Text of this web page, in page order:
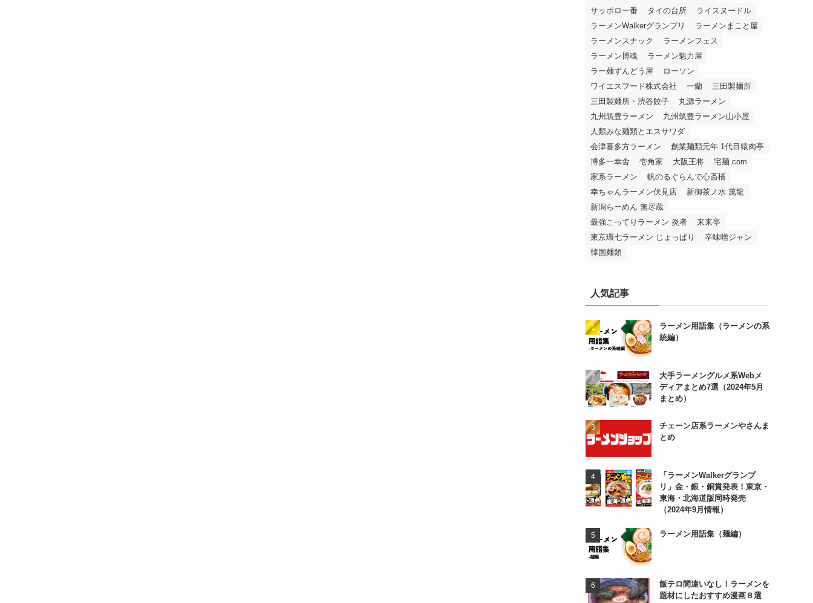
サッポロ一番
タイの台所
ライスヌードル
ラーメンWalkerグランプリ
ラーメンまこと屋
ラーメンスナック
ラーメンフェス
ラーメン博魂
ラーメン魁力屋
ラー麺ずんどう屋
ローソン
ワイエスフード株式会社
一蘭
三田製麺所
三田製麺所・渋谷餃子
丸源ラーメン
九州筑豊ラーメン
九州筑豊ラーメン山小屋
人類みな麺類とエスサワダ
会津喜多方ラーメン
創業麺類元年 1代目猿肉亭
博多一幸舎
壱角家 大阪王将
宅麺.com
家系ラーメン
帆のるぐらんで心斎橋
幸ちゃんラーメン伏見店
新御茶ノ水 萬龍
新潟らーめん 無尽蔵
最強こってりラーメン 炎者
来来亭
東京環七ラーメン じょっぱり
辛味噌ジャン
韓国麺類
人気記事
ラーメン用語集（ラーメンの系
統編）
大手ラーメングルメ系Webメ
ディアまとめ7選（2024年5月
まとめ）
チェーン店系ラーメンやさんま
とめ
「ラーメンWalkerグランプ
リ」金・銀・銅賞発表！東京・
東海・北海道版同時発売
（2024年9月情報）
ラーメン用語集（麺編）
飯テロ間違いなし！ラーメンを
題材にしたおすすめ漫画８選